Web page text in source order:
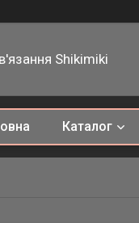
Shikimiki
Каталог